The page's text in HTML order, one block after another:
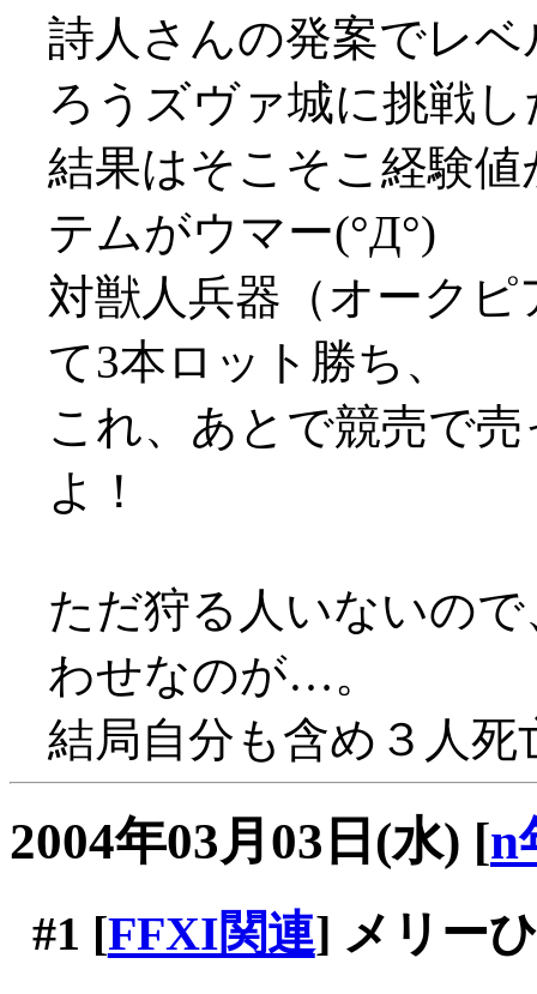
詩人さんの発案でレ
ろうズヴァ城に挑戦
結果はそこそこ経験
テムがウマー(°Д°)
対獣人兵器（オーク
て3本ロット勝ち、
これ、あとで競売で
よ！
ただ狩る人いないの
わせなのが…。
結局自分も含め３人死
2004年03月03日(水) [n
#1 [FFXI関連] メリー